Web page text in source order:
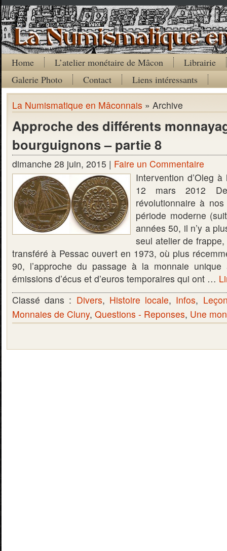
Home L’atelier monétaire de Mâcon
Librairie
Galerie Photo
Contact Liens intéressants
La Numismatique en Mâconnais » Archive
Approche des différents
bourguignons – partie 8
dimanche 28 juin, 2015 | Faire un Commentaire
Intervention d’Oleg
12 mars 2012
révolutionnaire à
période moderne
années 50, il n’y a
seul atelier de
transféré à Pessac ouvert en 1973, où plus
90, l’approche du passage à la monnaie
émissions d’écus et d’euros temporaires qui ont …
Classé dans : Divers, Histoire locale, Infos,
Monnaies de Cluny, Questions - Reponses, Une